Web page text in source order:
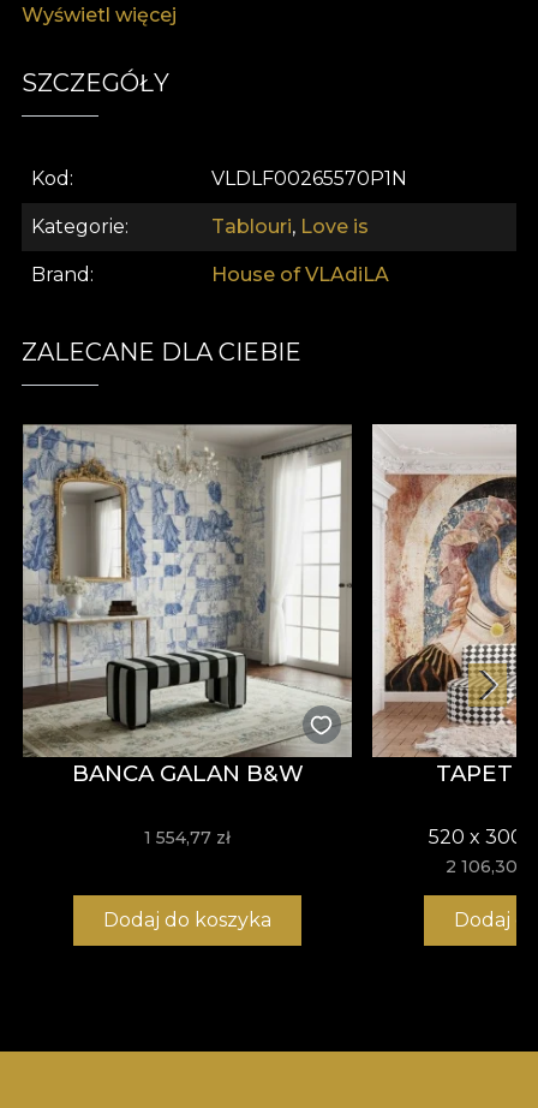
reflecteze asupra texturilor iubirii și auto-exprimării.
Wyświetl więcej
SZCZEGÓŁY
Kod VLDLF00265570P1N
Kategorie Tablouri, Love is
Brand House of VLAdiLA
ZALECANE DLA CIEBIE
BANCA GALAN B&W
1 554,77 zł
Dodaj do koszyka
TAPET
520 x 300
2 106,30 zł
Dodaj